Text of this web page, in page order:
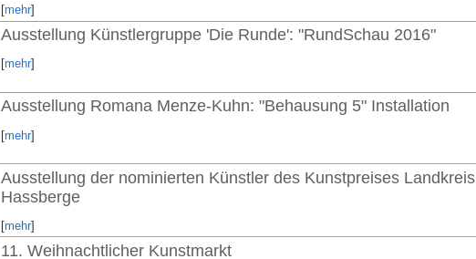
[mehr]
Ausstellung Künstlergruppe 'Die Runde': "RundSchau 2016"
[mehr]
Ausstellung Romana Menze-Kuhn: "Behausung 5" Installation
[mehr]
Ausstellung der nominierten Künstler des Kunstpreises Landkreis
Hassberge
[mehr]
11. Weihnachtlicher Kunstmarkt